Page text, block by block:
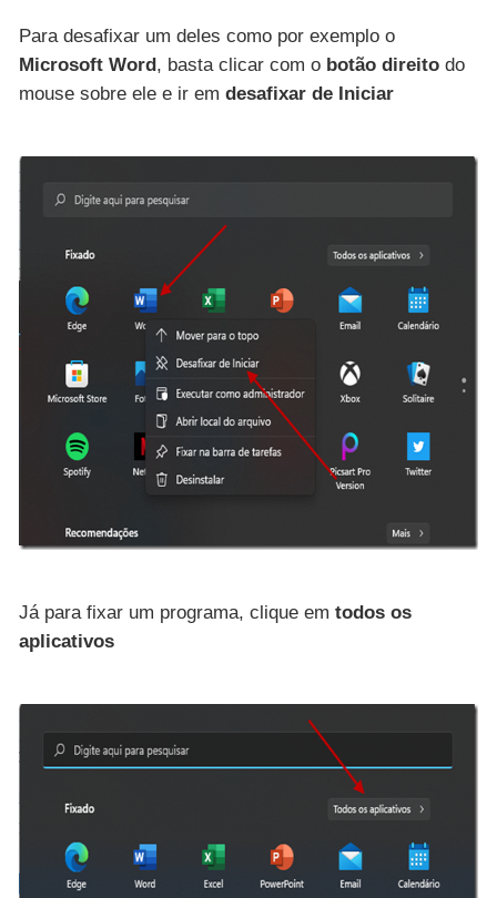
Para desafixar um deles como por exemplo o
Microsoft Word, basta clicar com o botão direitodo
mouse sobre ele e ir em desafixar de Iniciar
Já para fixar um programa, clique em todos os
aplicativos